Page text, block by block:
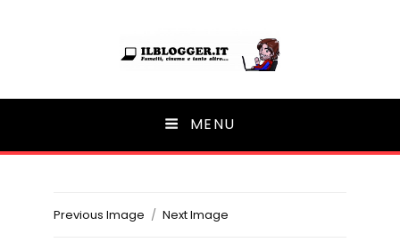
Ilblogger.it
Il portalino di blog | MENU
Previous Image Next Image